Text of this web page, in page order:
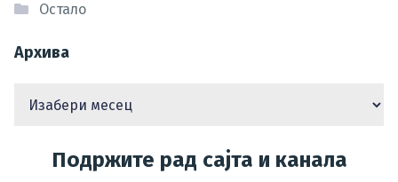
Остало
Архива
Подржите рад сајта и канала